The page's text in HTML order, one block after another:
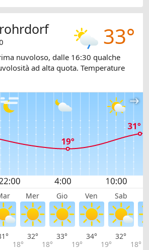
33°
nuvoloso, dalle 16:30 qualche
ad alta quota. Temperature
Mer Gio Ven Sab
18°
32°
18°
33°
19°
34°
19°
32°
18°